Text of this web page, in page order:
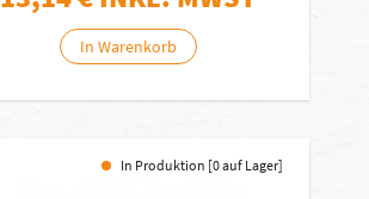
In Warenkorb
In Produktion [0 auf Lager]